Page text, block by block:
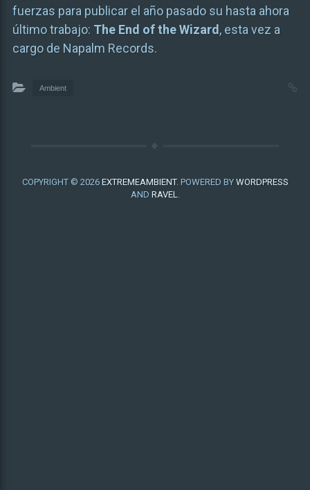
fuerzas para publicar el año pasado su hasta ahora
último trabajo: The End of the Wizard , esta vez a
cargo de Napalm Records.
Ambient
COPYRIGHT © 2026 EXTREMEAMBIENT. POWERED BY WORDPRESS
AND RAVEL.